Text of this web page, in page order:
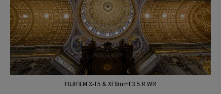
FUJIFILM X-T5 & XF8mmF3.5 R WR